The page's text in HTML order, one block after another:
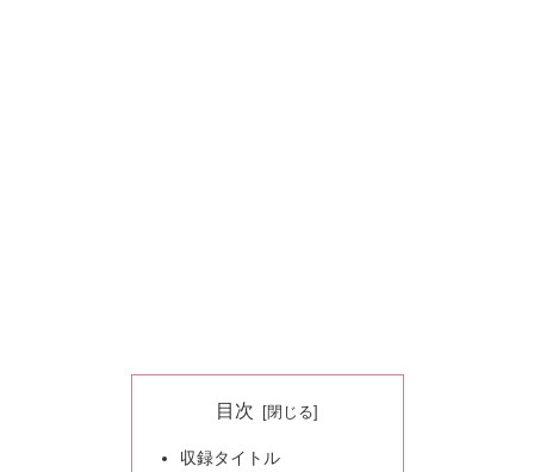
目次
収録タイトル